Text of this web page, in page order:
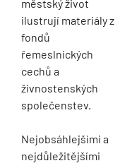
městský život
ilustrují materiály z
fondů
řemeslnických
cechů a
živnostenských
společenstev.
Nejobsáhlejšími a
nejdůležitějšími